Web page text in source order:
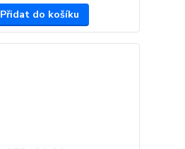
Přidat do košíku